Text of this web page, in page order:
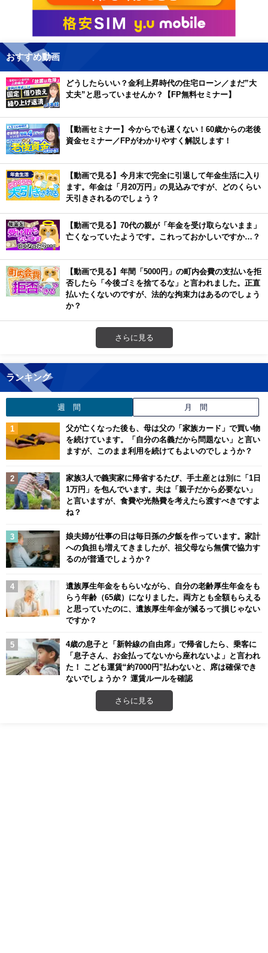
おすすめ動画
どうしたらいい？金利上昇時代の住宅ローン／まだ”大
丈夫”と思っていませんか？【FP無料セミナー】
【動画セミナー】今からでも遅くない！60歳からの老後
資金セミナー／FPがわかりやすく解説します！
【動画で見る】今月末で完全に引退して年金生活に入り
ます。年金は「月20万円」の見込みですが、どのくらい
天引きされるのでしょう？
【動画で見る】70代の親が「年金を受け取らないまま」
亡くなっていたようです。これっておかしいですか…？
【動画で見る】年間「5000円」の町内会費の支払いを拒
否したら「今後ゴミを捨てるな」と言われました。正直
払いたくないのですが、法的な拘束力はあるのでしょう
か？
さらに見る
ランキング
週 間 月 間
父が亡くなった後も、母は父の「家族カード」で買い物
を続けています。「自分の名義だから問題ない」と言い
ますが、このまま利用を続けてもよいのでしょうか？
家族3人で義実家に帰省するたび、手土産とは別に「1日
1万円」を包んでいます。夫は「親子だから必要ない」
と言いますが、食費や光熱費を考えたら渡すべきですよ
ね？
娘夫婦が仕事の日は毎日孫の夕飯を作っています。家計
への負担も増えてきましたが、祖父母なら無償で協力す
るのが普通でしょうか？
遺族厚生年金をもらいながら、自分の老齢厚生年金をも
らう年齢（65歳）になりました。両方とも全額もらえる
と思っていたのに、遺族厚生年金が減るって損じゃない
ですか？
4歳の息子と「新幹線の自由席」で帰省したら、乗客に
「息子さん、お金払ってないから座れないよ」と言われ
た！ こども運賃“約7000円”払わないと、席は確保でき
ないでしょうか？ 運賃ルールを確認
さらに見る